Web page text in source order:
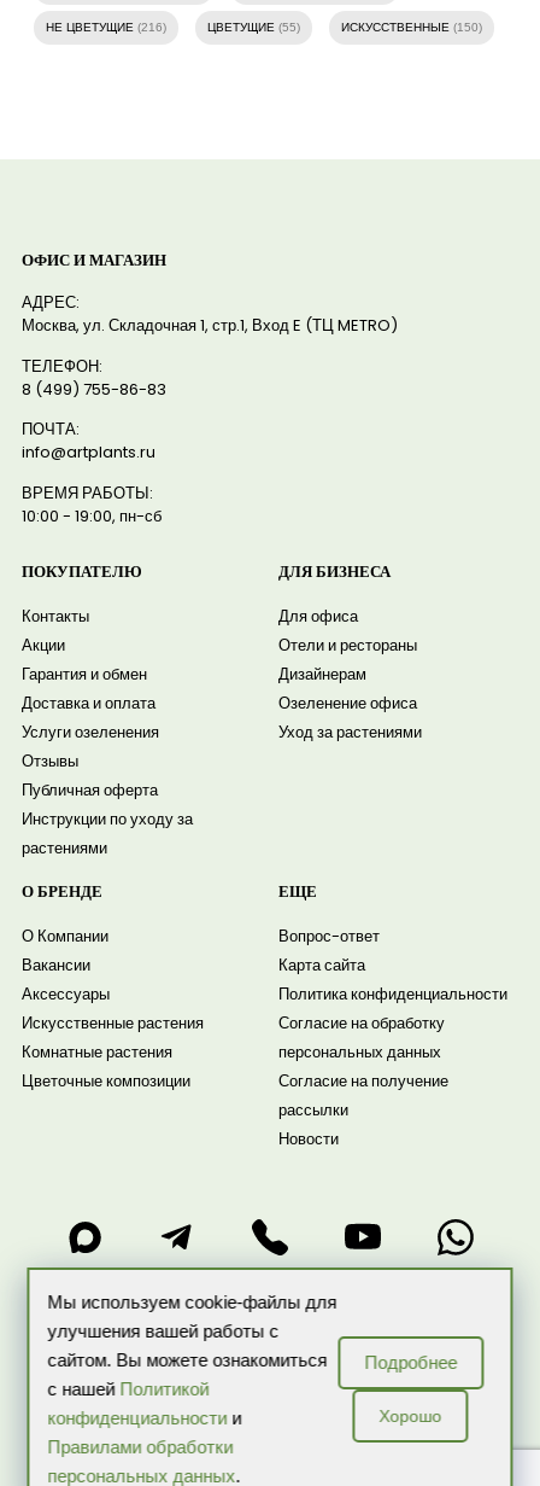
НЕ ЦВЕТУЩИЕ(216) ЦВЕТУЩИЕ(55) ИСКУССТВЕННЫЕ(150)
ОФИС И МАГАЗИН
АДРЕС:
Москва, ул. Складочная 1, стр.1, Вход E (ТЦ METRO)
ТЕЛЕФОН:
8 (499) 755-86-83
ПОЧТА:
info@artplants.ru
ВРЕМЯ РАБОТЫ:
10:00 - 19:00, пн-сб
ПОКУПАТЕЛЮ
Контакты
Акции
Гарантия и обмен
Доставка и оплата
Услуги озеленения
Отзывы
Публичная оферта
Инструкции по уходу за
растениями
ДЛЯ БИЗНЕСА
Для офиса
Отели и рестораны
Дизайнерам
Озеленение офиса
Уход за растениями
О БРЕНДЕ
О Компании
Вакансии
Аксессуары
Искусственные растения
Комнатные растения
Цветочные композиции
ЕЩЕ
Вопрос-ответ
Карта сайта
Политика конфиденциальности
Согласие на обработку
персональных данных
Согласие на получение
рассылки
Новости
ИП Бекренева О.В. ИНН: 507503218257 ОГРНИП:
317774600059324
Copyright 2026 © Все права защищены ARTPLANTS — интернет-
магазин комнатных растений и цветов в горшках
Мы используем cookie-файлы для
улучшения вашей работы с
сайтом. Вы можете ознакомиться
с нашей Политикой
конфиденциальностии
Правилами обработки
персональных данных.
Подробнее
Хорошо